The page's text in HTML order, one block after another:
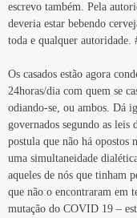
escrevo também. Pela
deveria estar bebendo
toda e qualquer autoridade.
Os casados estão agora
24horas/dia com quem se
odiando-se, ou ambos. Dá
governados segundo as leis
postula que não há opostos
uma simultaneidade
aqueles de nós que tinham
que não o encontraram em
mutação do COVID 19 –